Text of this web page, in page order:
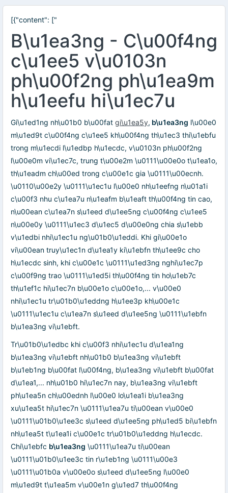
[{"content": ["
B\u1ea3ng - C\u00f4ng
c\u1ee5 v\u0103n
ph\u00f2ng ph\u1ea9m
h\u1eefu hi\u1ec7u
Gi\u1ed1ng nh\u01b0 b\u00fat gi\u1ea5y, b\u1ea3ng l\u00e0
m\u1ed9t c\u00f4ng c\u1ee5 kh\u00f4ng th\u1ec3 thi\u1ebfu
trong m\u1ecdi l\u1edbp h\u1ecdc, v\u0103n ph\u00f2ng
l\u00e0m vi\u1ec7c, trung t\u00e2m \u0111\u00e0o t\u1ea1o,
th\u1eadm ch\u00ed trong c\u00e1c gia \u0111\u00ecnh.
\u0110\u00e2y \u0111\u1ec1u l\u00e0 nh\u1eefng n\u01a1i
c\u00f3 nhu c\u1ea7u n\u1eafm b\u1eaft th\u00f4ng tin cao,
n\u00ean c\u1ea7n s\u1eed d\u1ee5ng c\u00f4ng c\u1ee5
n\u00e0y \u0111\u1ec3 d\u1ec5 d\u00e0ng chia s\u1ebb
v\u1edbi nhi\u1ec1u ng\u01b0\u1eddi. Khi gi\u00e1o
vi\u00ean truy\u1ec1n d\u1ea1y ki\u1ebfn th\u1ee9c cho
h\u1ecdc sinh, khi c\u00e1c \u0111\u1ed3ng nghi\u1ec7p
c\u00f9ng trao \u0111\u1ed5i th\u00f4ng tin ho\u1eb7c
th\u1ef1c hi\u1ec7n b\u00e1o c\u00e1o,... v\u00e0
nhi\u1ec1u tr\u01b0\u1eddng h\u1ee3p kh\u00e1c
\u0111\u1ec1u c\u1ea7n s\u1eed d\u1ee5ng \u0111\u1ebfn
b\u1ea3ng vi\u1ebft.
Tr\u01b0\u1edbc khi c\u00f3 nhi\u1ec1u d\u1ea1ng
b\u1ea3ng vi\u1ebft nh\u01b0 b\u1ea3ng vi\u1ebft
b\u1eb1ng b\u00fat l\u00f4ng, b\u1ea3ng vi\u1ebft b\u00fat
d\u1ea1,... nh\u01b0 hi\u1ec7n nay, b\u1ea3ng vi\u1ebft
ph\u1ea5n ch\u00ednh l\u00e0 lo\u1ea1i b\u1ea3ng
xu\u1ea5t hi\u1ec7n \u0111\u1ea7u ti\u00ean v\u00e0
\u0111\u01b0\u1ee3c s\u1eed d\u1ee5ng ph\u1ed5 bi\u1ebfn
nh\u1ea5t t\u1ea1i c\u00e1c tr\u01b0\u1eddng h\u1ecdc.
Chi\u1ebfc b\u1ea3ng \u0111\u1ea7u ti\u00ean
\u0111\u01b0\u1ee3c tin r\u1eb1ng \u0111\u00e3
\u0111\u01b0a v\u00e0o s\u1eed d\u1ee5ng l\u00e0
m\u1ed9t t\u1ea5m v\u00e1n g\u1ed7 th\u00f4ng